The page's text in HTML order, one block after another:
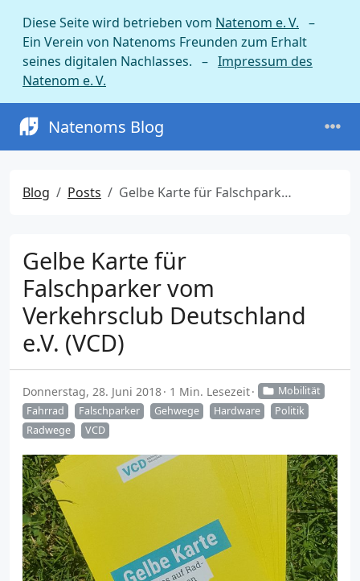
Diese Seite wird betrieben vom Natenom e. V. –
Ein Verein von Natenoms Freunden zum Erhalt
seines digitalen Nachlasses. – Impressum des
Natenom e. V.
Natenoms Blog
Blog Posts Gelbe Karte für Falschparker vom Verkehrsclub Deutschland e.V. (VCD)
Gelbe Karte für
Falschparker vom
Verkehrsclub Deutschland
e.V. (VCD)
Donnerstag, 28. Juni 2018 1 Min. Lesezeit
Mobilität
Fahrrad
Falschparker Gehwege Hardware
Politik
Radwege
VCD